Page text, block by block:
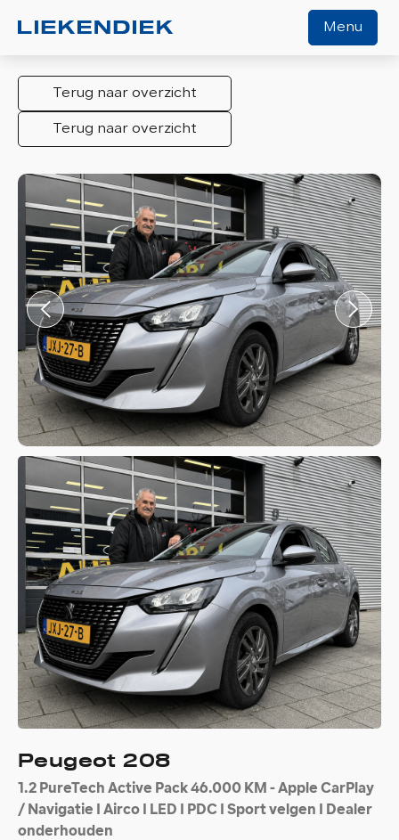
Menu
Home
Aanbod
Werkplaats
Over ons
Verkocht
Contact
Algemene voorwaarden
Vacature
Terug naar overzicht
Terug naar overzicht
Peugeot 208
1.2 PureTech Active Pack 46.000 KM - Apple CarPlay
/ Navigatie I Airco I LED I PDC I Sport velgen I Dealer
onderhouden